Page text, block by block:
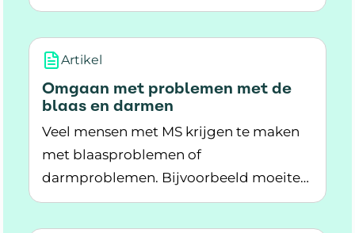
Dat geldt ook voor veel andere
Die bestaat nog niet. Binnenkort gaat
dat waarschijnlijk veranderen.
Lees meer over Hoe staat het met de
Artikel
Omgaan met problemen met de
blaas en darmen
Veel mensen met MS krijgen te maken
met blaasproblemen of
darmproblemen. Bijvoorbeeld moeite
om plas of ontlasting op te houden. Je
Lees meer over Omgaan met problemen met